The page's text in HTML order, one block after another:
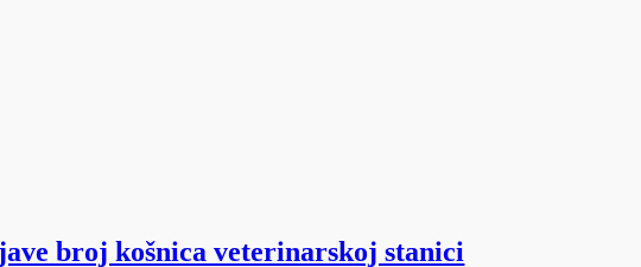
broj košnica veterinarskoj stanici